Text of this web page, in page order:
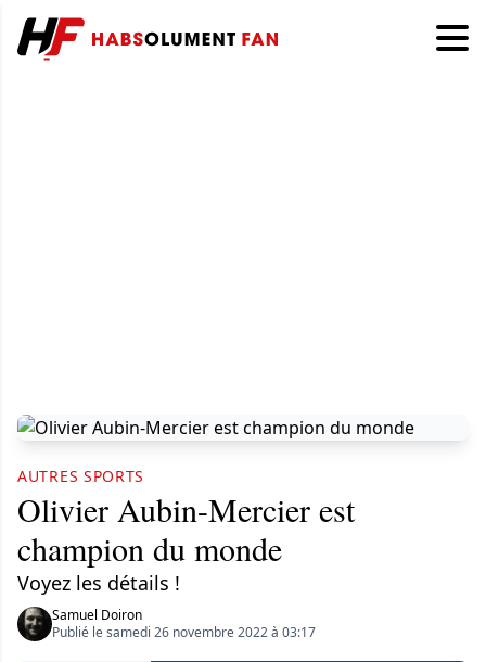
AUTRES SPORTS
Olivier Aubin-Mercier est
champion du monde
Voyez les détails !
Samuel Doiron
Publié le samedi 26 novembre 2022 à 03:17